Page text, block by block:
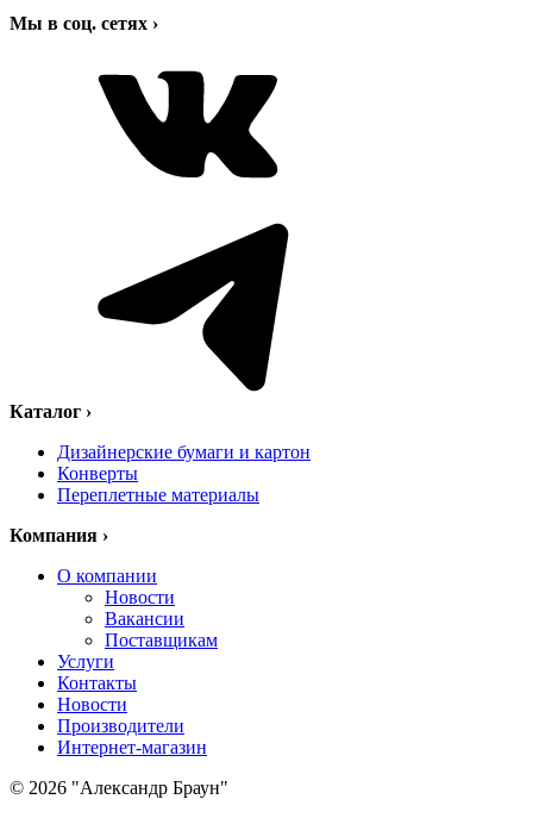
Мы в соц. сетях ›
Каталог ›
Дизайнерские бумаги и картон
Конверты
Переплетные материалы
Компания ›
О компании
Новости
Вакансии
Поставщикам
Услуги
Контакты
Новости
Производители
Интернет-магазин
© 2026 "Александр Браун"